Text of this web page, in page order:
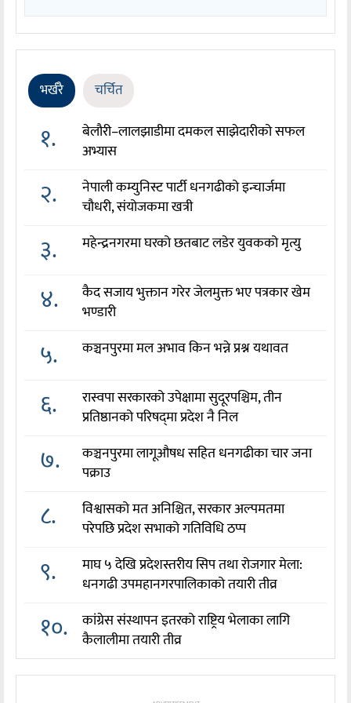
भर्खरै चर्चित
१.
बेलौरी–लालझाडीमा दमकल साझेदारीको सफल
अभ्यास
२.
नेपाली कम्युनिस्ट पार्टी धनगढीको इन्चार्जमा
चौधरी, संयोजकमा खत्री
३. महेन्द्रनगरमा घरको छतबाट लडेर युवकको मृत्यु
४.
कैद सजाय भुक्तान गरेर जेलमुक्त भए पत्रकार खेम
भण्डारी
५. कञ्चनपुरमा मल अभाव किन भन्ने प्रश्न यथावत
६.
रास्वपा सरकारको उपेक्षामा सुदूरपश्चिम, तीन
प्रतिष्ठानको परिषद्‌मा प्रदेश नै निल
७.
कञ्चनपुरमा लागूऔषध सहित धनगढीका चार जना
पक्राउ
८.
विश्वासको मत अनिश्चित, सरकार अल्पमतमा
परेपछि प्रदेश सभाको गतिविधि ठप्प
९.
माघ ५ देखि प्रदेशस्तरीय सिप तथा रोजगार मेला:
धनगढी उपमहानगरपालिकाको तयारी तीव्र
१०.
कांग्रेस संस्थापन इतरको राष्ट्रिय भेलाका लागि
कैलालीमा तयारी तीव्र